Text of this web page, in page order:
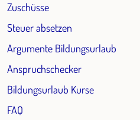
Zuschüsse
Steuer absetzen
Argumente Bildungsurlaub
Anspruchschecker
Bildungsurlaub Kurse
FAQ